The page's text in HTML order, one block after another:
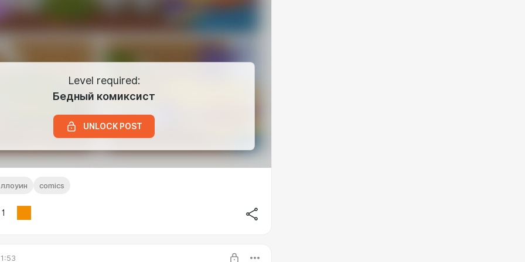
Level required:
Бедный комиксист
UNLOCK POST
comics
1